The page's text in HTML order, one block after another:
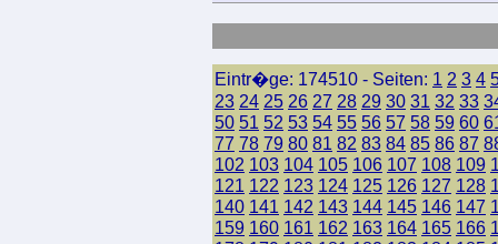
Eintr�ge: 174510 - Seiten: 1 2 3 4
23 24 25 26 27 28 29 30 31 32 33
50 51 52 53 54 55 56 57 58 59 60
77 78 79 80 81 82 83 84 85 86 87
102 103 104 105 106 107 108 109
121 122 123 124 125 126 127 128
140 141 142 143 144 145 146 147
159 160 161 162 163 164 165 166